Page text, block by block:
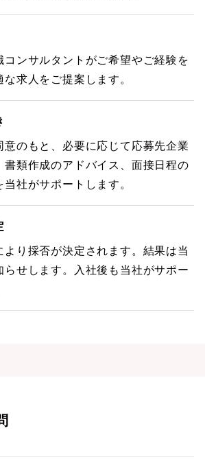
コンサルタントがご希望やご経験を
求人をご提案します。
意のもと、必要に応じて応募先企業
書類作成のアドバイス、面接日程の
社がサポートします。
より採否が決定されます。結果は当
らせします。入社後も当社がサポー